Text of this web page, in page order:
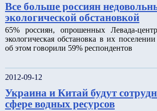
Все больше россиян
экологической обстановкой
65% россиян, опрошенных Левада-
экологическая обстановка в их
об этом говорили 59% респондентов
2012-09-12
Украина и Китай будут
сфере водных ресурсов